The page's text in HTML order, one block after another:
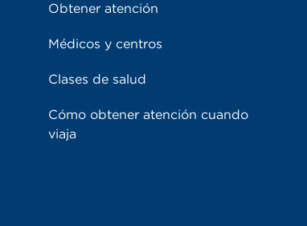
Obtener atención
Médicos y centros
Clases de salud
Cómo obtener atención cuando
viaja